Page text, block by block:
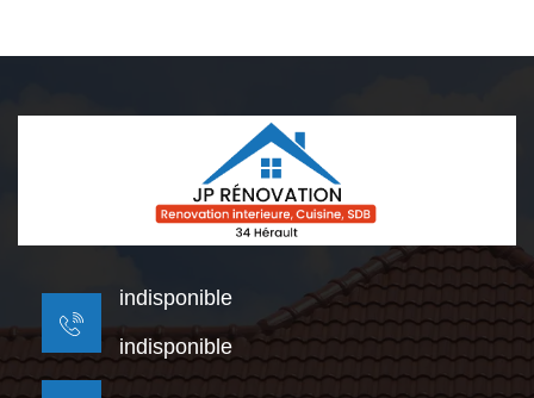
indisponible
indisponible